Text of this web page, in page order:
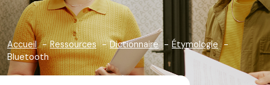
Accueil Ressources Dictionnaire
Étymologie
Bluetooth